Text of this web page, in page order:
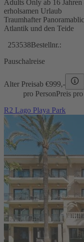
Adults Only ab 16
erholsamen Urlaub
Traumhafter
Atlantik und den Teide
253538Bestellnr.:
Pauschalreise
Alter Preisab €999,-
pro PersonPreis
R2 Lago Playa Park